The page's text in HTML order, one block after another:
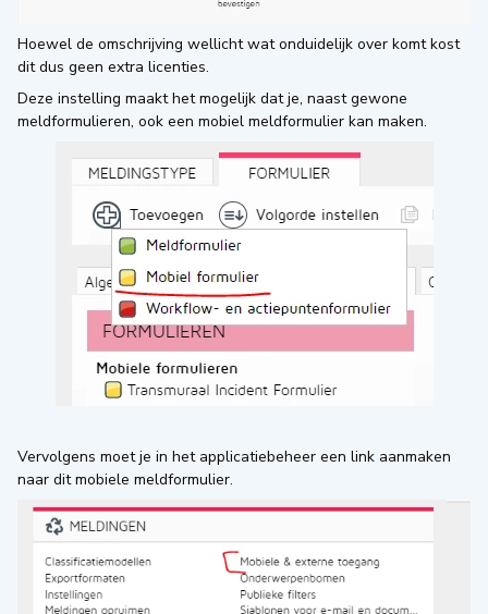
Hoewel de omschrijving wellicht wat onduidelijk over komt kost
dit dus geen extra licenties.
Deze instelling maakt het mogelijk dat je, naast gewone
meldformulieren, ook een mobiel meldformulier kan maken.
Vervolgens moet je in het applicatiebeheer een link aanmaken
naar dit mobiele meldformulier.